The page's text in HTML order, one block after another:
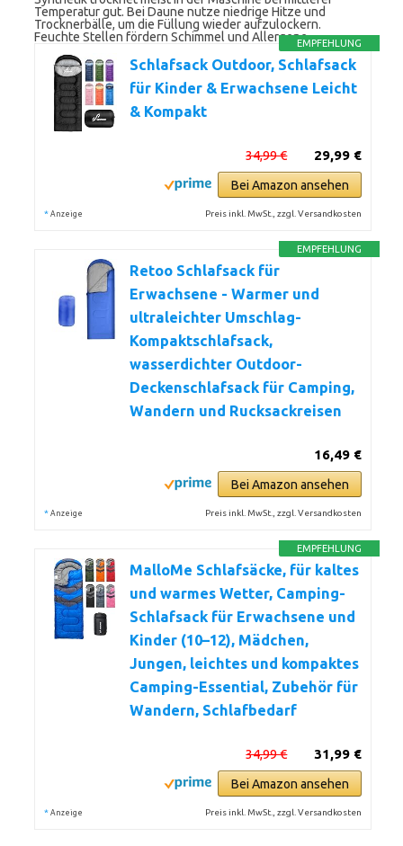
Temperatur gut. Bei Daune nutze niedrige Hitze und
Trocknerbälle, um die Füllung wieder aufzulockern.
Feuchte Stellen fördern Schimmel und Allergene.EMPFEHLUNG
Schlafsack Outdoor, Schlafsack
für Kinder & Erwachsene Leicht
& Kompakt
29,99 €
34,99 €
Bei Amazon ansehen
* Anzeige Preis inkl. MwSt., zzgl. Versandkosten
EMPFEHLUNG
Retoo Schlafsack für
Erwachsene - Warmer und
ultraleichter Umschlag-
Kompaktschlafsack,
wasserdichter Outdoor-
Deckenschlafsack für Camping,
Wandern und Rucksackreisen
16,49 €
Bei Amazon ansehen
* Anzeige Preis inkl. MwSt., zzgl. Versandkosten
EMPFEHLUNG
MalloMe Schlafsäcke, für kaltes
und warmes Wetter, Camping-
Schlafsack für Erwachsene und
Kinder (10–12), Mädchen,
Jungen, leichtes und kompaktes
Camping-Essential, Zubehör für
Wandern, Schlafbedarf
31,99 €
34,99 €
Bei Amazon ansehen
* Anzeige Preis inkl. MwSt., zzgl. Versandkosten